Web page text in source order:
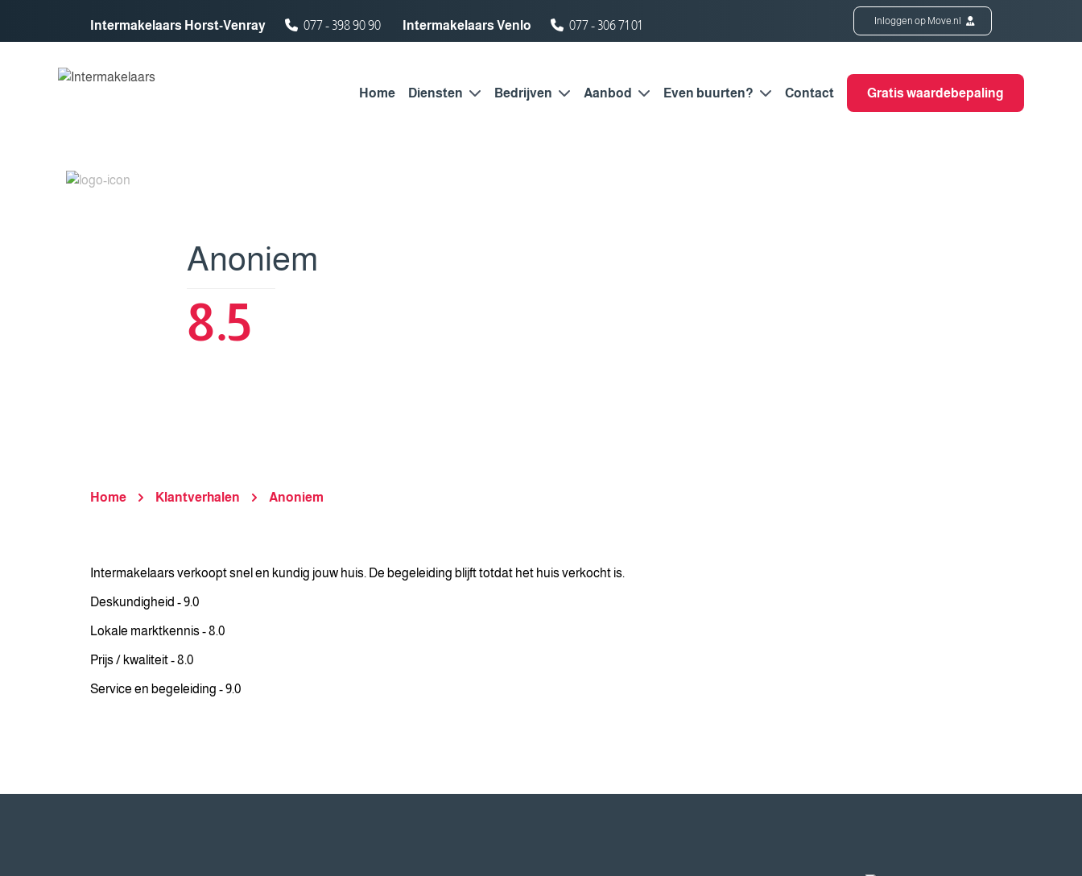
Intermakelaars Horst-Venray
077 - 398 90 90 Intermakelaars Venlo 077 - 306 71 01 Inloggen op Move.nl
Home Diensten Bedrijven Aanbod Even buurten? Contact Gratis waardebepaling
Anoniem
8.5
Home Klantverhalen Anoniem
Intermakelaars verkoopt snel en kundig jouw huis. De begeleiding blijft totdat het huis verkocht is.
Deskundigheid - 9.0
Lokale marktkennis - 8.0
Prijs / kwaliteit - 8.0
Service en begeleiding - 9.0